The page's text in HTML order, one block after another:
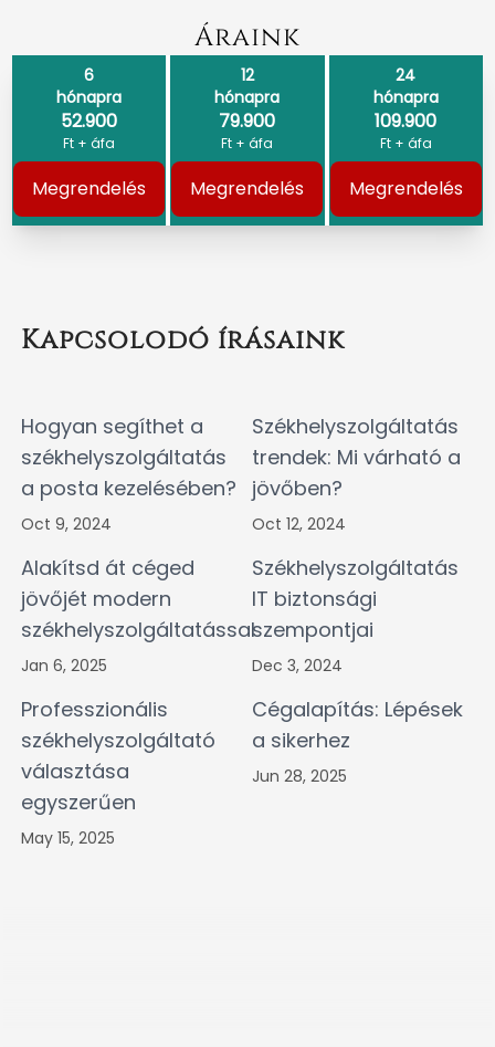
Áraink
6
hónapra
52.900
Ft + áfa
Megrendelés
12
hónapra
79.900
Ft + áfa
Megrendelés
24
hónapra
109.900
Ft + áfa
Megrendelés
Kapcsolodó írásaink
Hogyan segíthet a
székhelyszolgáltatás
a posta kezelésében?
Oct 9, 2024
Székhelyszolgáltatás
trendek: Mi várható a
jövőben?
Oct 12, 2024
Alakítsd át céged
jövőjét modern
székhelyszolgáltatással
Jan 6, 2025
Székhelyszolgáltatás
IT biztonsági
szempontjai
Dec 3, 2024
Professzionális
székhelyszolgáltató
választása
egyszerűen
May 15, 2025
Cégalapítás: Lépések
a sikerhez
Jun 28, 2025